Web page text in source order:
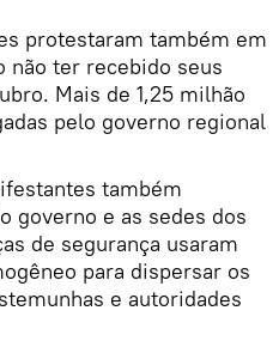
protestaram também em
não ter recebido seus
Mais de 1,25 milhão
pelo governo regional
também
governo e as sedes dos
de segurança usaram
para dispersar os
e autoridades